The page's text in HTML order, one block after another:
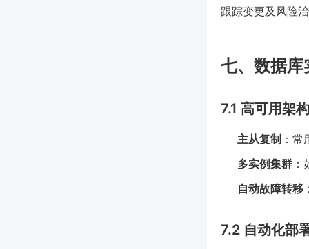
跟踪变更及风险
七、数据库
7.1 高可用架
主从复制 ：
多实例集群
自动故障转移
7.2 自动化部